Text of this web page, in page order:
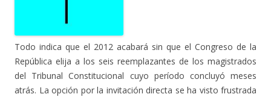
Todo indica que el 2012 acabará sin que el Congreso de la
República elija a los seis reemplazantes de los magistrados
del Tribunal Constitucional cuyo período concluyó meses
atrás. La opción por la invitación directa se ha visto frustrada